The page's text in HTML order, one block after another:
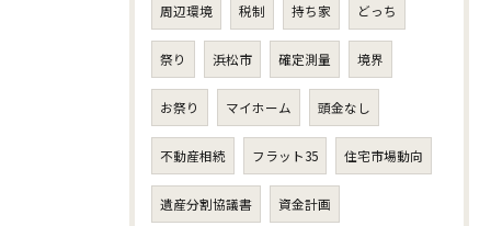
周辺環境 税制 持ち家 どっち
祭り 浜松市 確定測量 境界
お祭り マイホーム 頭金なし
不動産相続 フラット35 住宅市場動向
遺産分割協議書 資金計画